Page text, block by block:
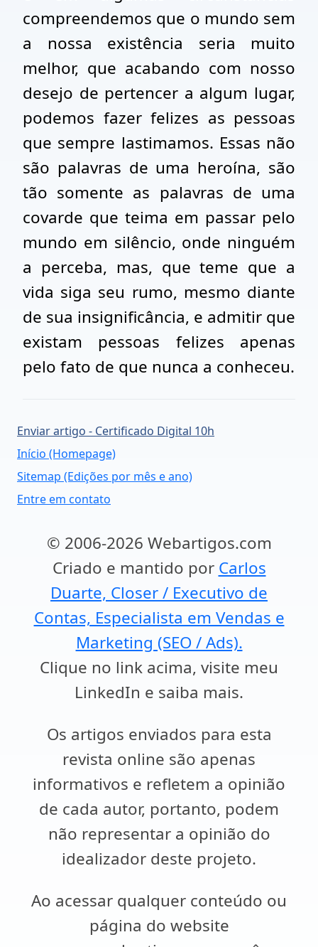
compreendemos que o mundo sem
a nossa existência seria muito
melhor, que acabando com nosso
desejo de pertencer a algum lugar,
podemos fazer felizes as pessoas
que sempre lastimamos. Essas não
são palavras de uma heroína, são
tão somente as palavras de uma
covarde que teima em passar pelo
mundo em silêncio, onde ninguém
a perceba, mas, que teme que a
vida siga seu rumo, mesmo diante
de sua insignificância, e admitir que
existam pessoas felizes apenas
pelo fato de que nunca a conheceu.
Enviar artigo - Certificado Digital 10h
Início (Homepage)
Sitemap (Edições por mês e ano)
Entre em contato
© 2006-2026 Webartigos.com
Criado e mantido por Carlos
Duarte, Closer / Executivo de
Contas, Especialista em Vendas e
Marketing (SEO / Ads).
Clique no link acima, visite meu
LinkedIn e saiba mais.
Os artigos enviados para esta
revista online são apenas
informativos e refletem a opinião
de cada autor, portanto, podem
não representar a opinião do
idealizador deste projeto.
Ao acessar qualquer conteúdo ou
página do website